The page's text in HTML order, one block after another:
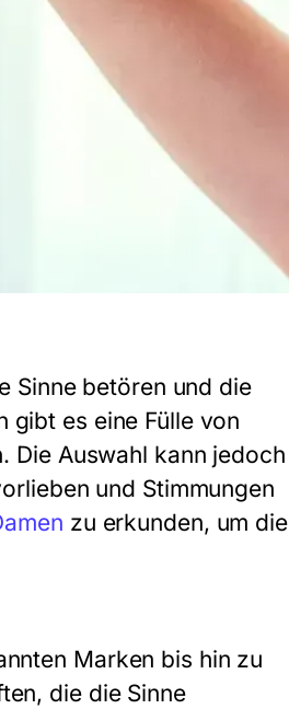
Sinne betören und die
gibt es eine Fülle von
Die Auswahl kann jedoch
und Stimmungen
zu erkunden, um die
Marken bis hin zu
die die Sinne